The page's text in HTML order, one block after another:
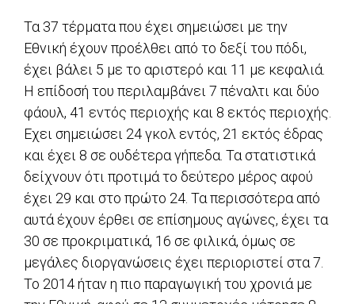
Τα 37 τέρματα που έχει σημειώσει με την
Εθνική έχουν προέλθει από το δεξί του πόδι,
έχει βάλει 5 με το αριστερό και 11 με κεφαλιά.
Η επίδοσή του περιλαμβάνει 7 πέναλτι και δύο
φάουλ, 41 εντός περιοχής και 8 εκτός περιοχής.
Εχει σημειώσει 24 γκολ εντός, 21 εκτός έδρας
και έχει 8 σε ουδέτερα γήπεδα. Τα στατιστικά
δείχνουν ότι προτιμά το δεύτερο μέρος αφού
έχει 29 και στο πρώτο 24. Τα περισσότερα από
αυτά έχουν έρθει σε επίσημους αγώνες, έχει τα
30 σε προκριματικά, 16 σε φιλικά, όμως σε
μεγάλες διοργανώσεις έχει περιοριστεί στα 7.
To 2014 ήταν η πιο παραγωγική του χρονιά με